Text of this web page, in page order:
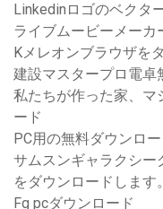
Linkedinロゴのベクタ
ライブムービーメー
Kメレオンブラウザを
建設マスタープロ電卓
私たちが作った家、マ
ード
PC用の無料ダウンロ
サムスンギャラクシー
をダウンロードします。
Fg pcダウンロード